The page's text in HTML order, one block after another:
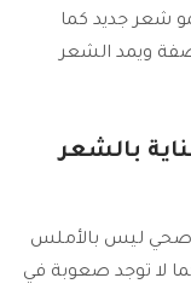
شعر جديد كما
ويمد الشعر
بالشعر
صحي ليس باﻷملس
لا توجد صعوبة في